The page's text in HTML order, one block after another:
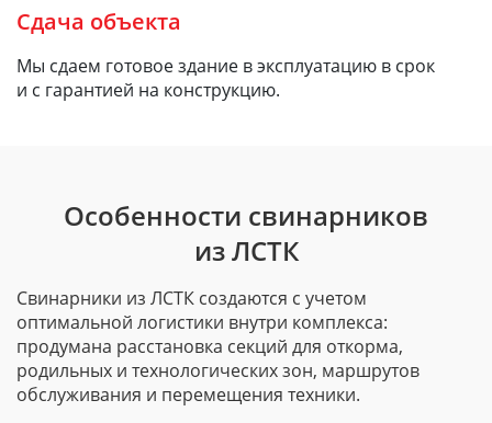
Сдача объекта
Мы сдаем готовое здание в эксплуатацию в срок
и с гарантией на конструкцию.
Особенности свинарников
из ЛСТК
Свинарники из ЛСТК создаются с учетом
оптимальной логистики внутри комплекса:
продумана расстановка секций для откорма,
родильных и технологических зон, маршрутов
обслуживания и перемещения техники.